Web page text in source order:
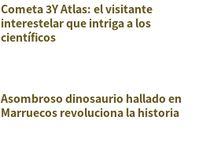
Cometa 3Y Atlas: el visitante
interestelar que intriga a los
científicos
Asombroso dinosaurio hallado en
Marruecos revoluciona la historia